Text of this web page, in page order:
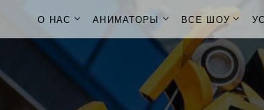
О НАС АНИМАТОРЫ ВСЕ ШОУ